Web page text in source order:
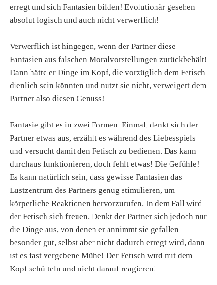
erregt und sich Fantasien bilden! Evolutionär gesehen
absolut logisch und auch nicht verwerflich!
Verwerflich ist hingegen, wenn der Partner diese
Fantasien aus falschen Moralvorstellungen zurückbehält!
Dann hätte er Dinge im Kopf, die vorzüglich dem Fetisch
dienlich sein könnten und nutzt sie nicht, verweigert dem
Partner also diesen Genuss!
Fantasie gibt es in zwei Formen. Einmal, denkt sich der
Partner etwas aus, erzählt es während des Liebesspiels
und versucht damit den Fetisch zu bedienen. Das kann
durchaus funktionieren, doch fehlt etwas! Die Gefühle!
Es kann natürlich sein, dass gewisse Fantasien das
Lustzentrum des Partners genug stimulieren, um
körperliche Reaktionen hervorzurufen. In dem Fall wird
der Fetisch sich freuen. Denkt der Partner sich jedoch nur
die Dinge aus, von denen er annimmt sie gefallen
besonder gut, selbst aber nicht dadurch erregt wird, dann
ist es fast vergebene Mühe! Der Fetisch wird mit dem
Kopf schütteln und nicht darauf reagieren!